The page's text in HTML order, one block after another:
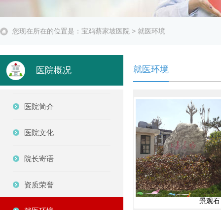
您现在所在的位置是： 宝鸡蔡家坡医院 > 就医环境
医院概况
医院简介
医院文化
院长寄语
资质荣誉
就医环境
景观石